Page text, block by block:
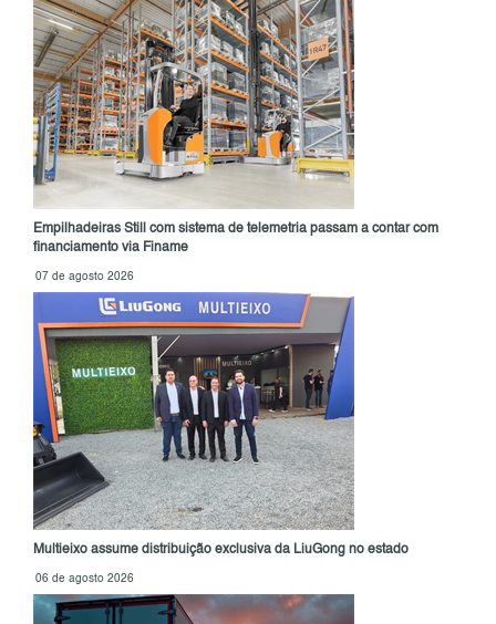
Empilhadeiras Still com sistema de telemetria passam a contar com
financiamento via Finame
07 de agosto 2026
Multieixo assume distribuição exclusiva da LiuGong no estado
06 de agosto 2026